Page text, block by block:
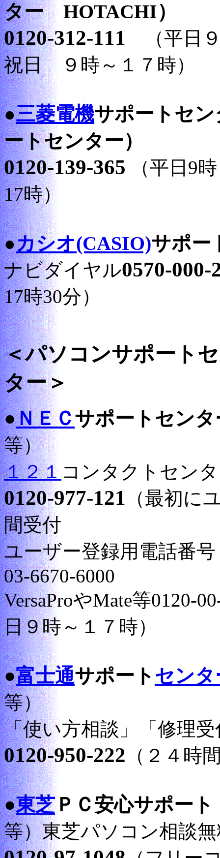
ター HOTACHI）
0120-312-111 （平日
祝日 ９時～１７時）
●三菱電機サポートセン
ートセンター）
0120-139-365 （平日9
17時）
●カシオ(CASIO)サポー
ナビダイヤル0570-000-
17時30分）
＜パソコンサポート
ター＞
●ＮＥＣサポートセンタ
等）
１２１ コンタクトセン
0120-977-121 （最初に
間受付
ユーザー登録用電話番号
03-6670-6000
VersaProやMate等0120-
日９時～１７時）
●富士通サポート センタ
等）
「使い方相談」「修理
0120-950-222 （２４時
●東芝ＰＣ安心サポート
等）東芝パソコン相談